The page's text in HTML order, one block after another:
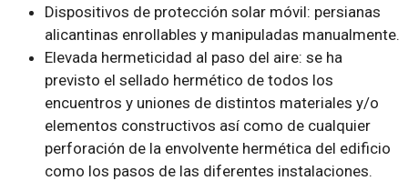
Dispositivos de protección solar móvil: persianas
alicantinas enrollables y manipuladas manualmente.
Elevada hermeticidad al paso del aire: se ha
previsto el sellado hermético de todos los
encuentros y uniones de distintos materiales y/o
elementos constructivos así como de cualquier
perforación de la envolvente hermética del edificio
como los pasos de las diferentes instalaciones.